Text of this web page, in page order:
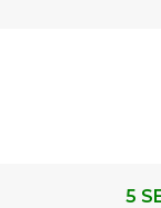
5